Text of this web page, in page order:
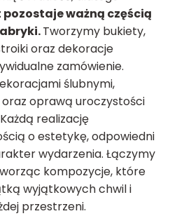
ważną częścią
Tworzymy bukiety,
oraz dekoracje
zamówienie.
ślubnymi,
oraz oprawą uroczystości
realizację
o estetykę, odpowiedni
wydarzenia. Łączymy
kompozycje, które
wyjątkowych chwil i
przestrzeni.